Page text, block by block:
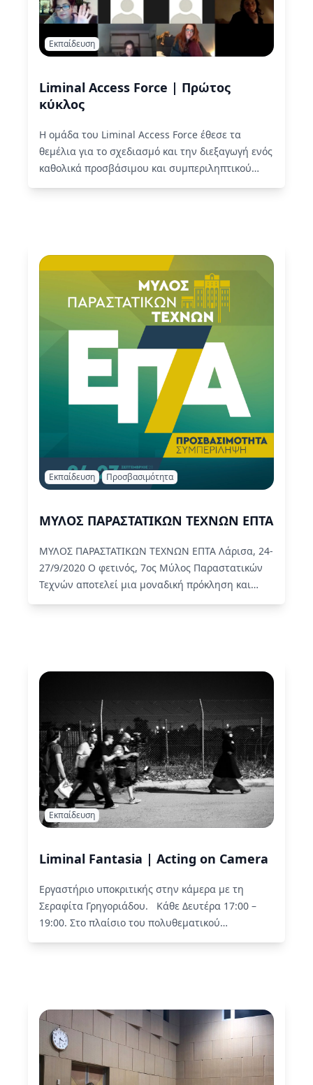
Εκπαίδευση
Liminal Access Force | Πρώτος
κύκλος
Η ομάδα του Liminal Access Force έθεσε τα
θεμέλια για το σχεδιασμό και την διεξαγωγή ενός
καθολικά προσβάσιμου και συμπεριληπτικού
Εκπαίδευση Προσβασιμότητα
ΜΥΛΟΣ ΠΑΡΑΣΤΑΤΙΚΩΝ ΤΕΧΝΩΝ ΕΠΤΑ
ΜΥΛΟΣ ΠΑΡΑΣΤΑΤΙΚΩΝ ΤΕΧΝΩΝ ΕΠΤΑ Λάρισα, 24-
27/9/2020 Ο φετινός, 7ος Μύλος Παραστατικών
Τεχνών αποτελεί μια μοναδική πρόκληση και
Εκπαίδευση
Liminal Fantasia | Acting on Camera
Εργαστήριο υποκριτικής στην κάμερα με τη
Σεραφίτα Γρηγοριάδου. Κάθε Δευτέρα 17:00 –
19:00. Στο πλαίσιο του πολυθεματικού